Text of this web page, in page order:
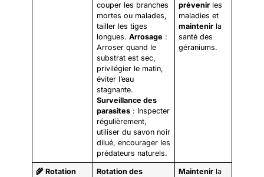
couper les branches
mortes ou malades,
tailler les tiges
longues.Arrosage :
Arroser quand le
substrat est sec,
privilégier le matin,
éviter l’eau
stagnante.
Surveillance des
parasites : Inspecter
régulièrement,
utiliser du savon noir
dilué, encourager les
prédateurs naturels.
prévenir les
maladies et
maintenir la
santé des
géraniums.
🌾 Rotation
Rotation des
Maintenir la